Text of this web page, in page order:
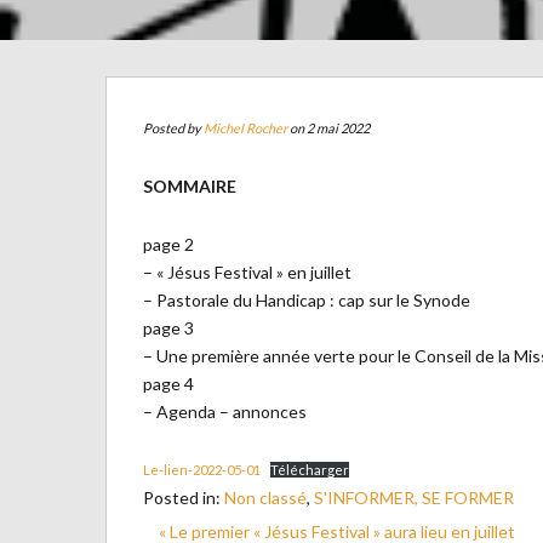
Posted byMichel Rocheron 2 mai 2022
SOMMAIRE
page 2
– « Jésus Festival » en juillet
– Pastorale du Handicap : cap sur le Synode
page 3
– Une première année verte pour le Conseil de la
page 4
– Agenda – annonces
Le-lien-2022-05-01 Télécharger
Posted in: Non classé, S'INFORMER, SE FORMER
« Le premier « Jésus Festival » aura lieu en juillet